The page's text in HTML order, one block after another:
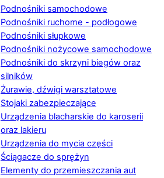
Podnośniki samochodowe
Podnośniki ruchome - podłogowe
Podnośniki słupkowe
Podnośniki nożycowe samochodowe
Podnośniki do skrzyni biegów oraz
silników
Żurawie, dźwigi warsztatowe
Stojaki zabezpieczające
Urządzenia blacharskie do karoserii
oraz lakieru
Urządzenia do mycia części
Ściągacze do sprężyn
Elementy do przemieszczania aut